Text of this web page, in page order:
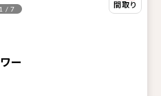
ー
1 / 7